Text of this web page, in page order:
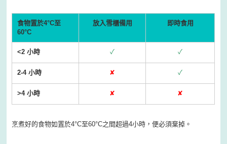
食物置於4°C至
60°C
放入雪櫃備用 即時食用
<2 小時 ✓ ✓
2-4 小時 ✘ ✓
>4 小時 ✘ ✘
烹煮好的食物如置於4°C至60°C之間超過4小時，便必須棄掉。